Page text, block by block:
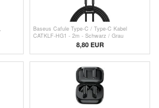
Baseus Cafule Type-C / Type-C Kabel
CATKLF-HG1 - 2m - Schwarz / Grau
8,80 EUR